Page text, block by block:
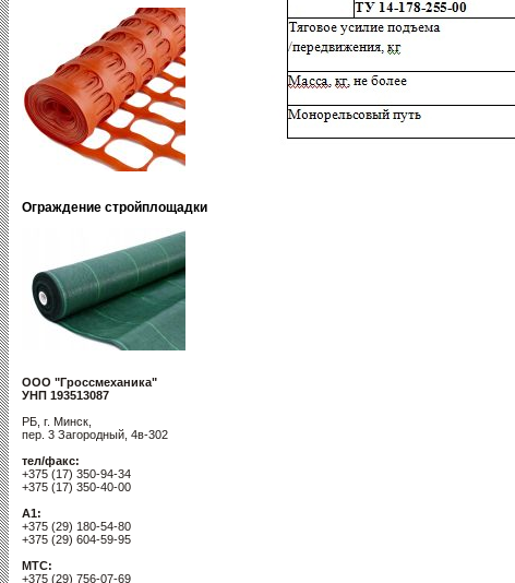
Ограждение стройплощадки
ООО "Гроссмеханика"
УНП 193513087
РБ, г. Минск,
пер. 3 Загородный, 4в-302
тел/факс:
+375 (17) 350-94-34
+375 (17) 350-40-00
A1:
+375 (29) 180-54-80
+375 (29) 604-59-95
MTC:
+375 (29) 756-07-69